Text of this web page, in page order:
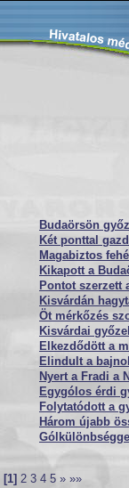
Budaörsön
Két ponttal
Magabiztos
Kikapott a
Pontot szerzett
Kisvárdán
Öt mérkőzés
Kisvárdai
Elkezdődött a
Elindult a
Nyert a Fradi a
Egygólos érdi
Folytatódott a
Három újabb
[1] 2 3 4 5 » »»